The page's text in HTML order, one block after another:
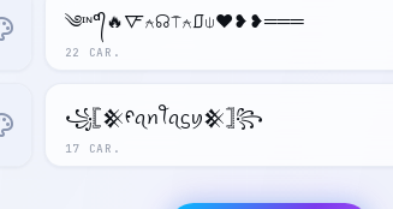
22 CAR.
༄ᶦᶰᵈ᭄🔥🜅⍲☊⍑⍲⎎⍦❤️❥❥═══
17 CAR.
꧁𓊈𒆜ᠻꪖꪀꪻꪖᦓꪗ𒆜𓊉꧂